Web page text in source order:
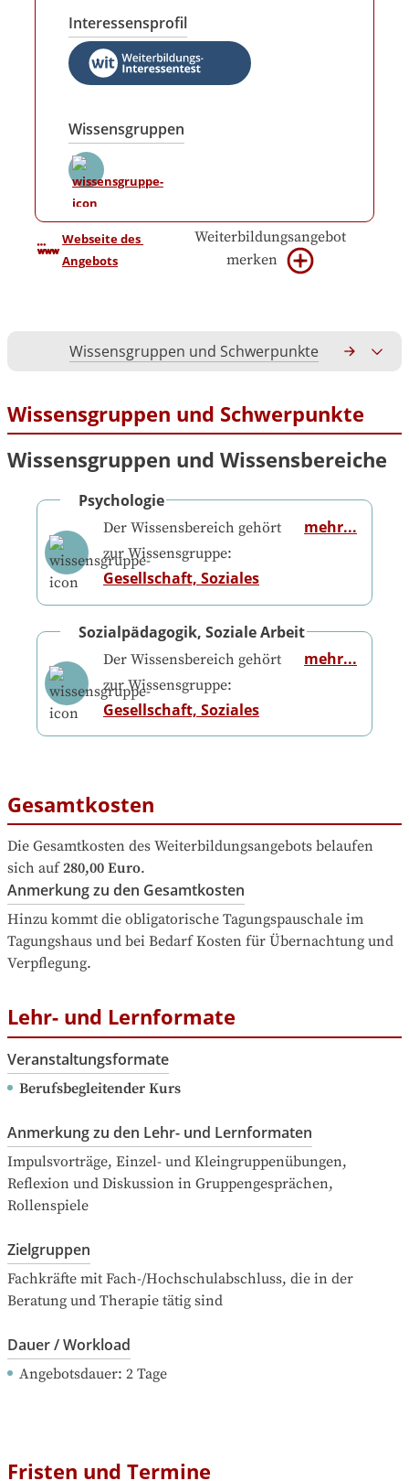
Interessensprofil
Wissensgruppen
Webseite des
Angebots
Weiterbildungsangebot
merken
Wissensgruppen und Schwerpunkte
Wissensgruppen und Schwerpunkte
Wissensgruppen und Wissensbereiche
Psychologie
Der Wissensbereich gehört
zur Wissensgruppe:
Gesellschaft, Soziales
mehr...
Sozialpädagogik, Soziale Arbeit
Der Wissensbereich gehört
zur Wissensgruppe:
Gesellschaft, Soziales
mehr...
Gesamtkosten
Die Gesamtkosten des Weiterbildungsangebots belaufen
sich auf 280,00 Euro.
Anmerkung zu den Gesamtkosten
Hinzu kommt die obligatorische Tagungspauschale im
Tagungshaus und bei Bedarf Kosten für Übernachtung und
Verpflegung.
Lehr- und Lernformate
Veranstaltungsformate
Berufsbegleitender Kurs
Anmerkung zu den Lehr- und Lernformaten
Impulsvorträge, Einzel- und Kleingruppenübungen,
Reflexion und Diskussion in Gruppengesprächen,
Rollenspiele
Zielgruppen
Fachkräfte mit Fach-/Hochschulabschluss, die in der
Beratung und Therapie tätig sind
Dauer / Workload
Angebotsdauer: 2 Tage
Fristen und Termine